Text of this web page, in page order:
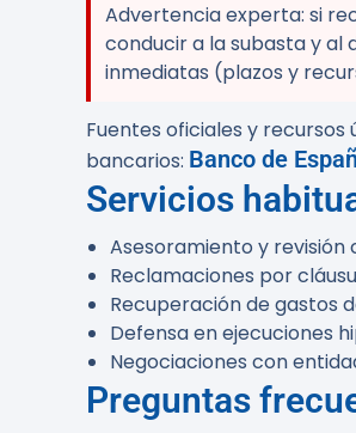
Advertencia experta: si
conducir a la subasta y al
inmediatas (plazos y
Fuentes oficiales y
bancarios: Banco de
Servicios
Asesoramiento y
Reclamaciones por
Recuperación de gastos
Defensa en ejecuciones
Negociaciones con
Preguntas